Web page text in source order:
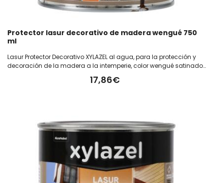
Protector lasur decorativo de madera wengué 750
ml
Lasur Protector Decorativo XYLAZEL al agua, para la protección y
decoración de la madera a la intemperie, color wengué satinado
17,86€